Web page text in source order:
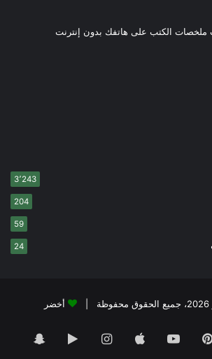
الكتب على هاتفك بدون إنترنت
3٬243
204
59
24
| أخضر
بينتيريستيوتيوب انستقرام‏Googleسناب